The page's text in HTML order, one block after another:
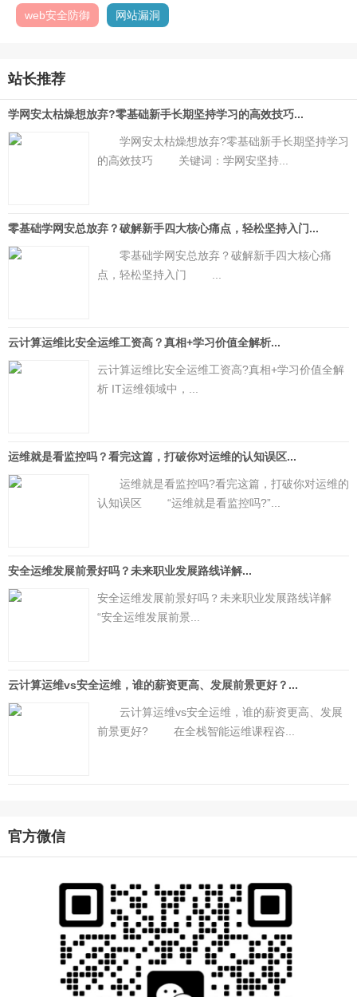
web安全防御 网站漏洞
站长推荐
学网安太枯燥想放弃?零基础新手长期坚持学习的高效技巧...
学网安太枯燥想放弃?零基础新手长期坚持学习
的高效技巧 关键词：学网安坚持...
零基础学网安总放弃？破解新手四大核心痛点，轻松坚持入门...
零基础学网安总放弃？破解新手四大核心痛
点，轻松坚持入门 ...
云计算运维比安全运维工资高？真相+学习价值全解析...
云计算运维比安全运维工资高?真相+学习价值全解
析 IT运维领域中，...
运维就是看监控吗？看完这篇，打破你对运维的认知误区...
运维就是看监控吗?看完这篇，打破你对运维的
认知误区 “运维就是看监控吗?”...
安全运维发展前景好吗？未来职业发展路线详解...
安全运维发展前景好吗？未来职业发展路线详解
“安全运维发展前景...
云计算运维vs安全运维，谁的薪资更高、发展前景更好？...
云计算运维vs安全运维，谁的薪资更高、发展
前景更好? 在全栈智能运维课程咨...
官方微信